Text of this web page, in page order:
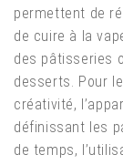
permettent de
de cuire à la
des pâtisseries
desserts. Pour
créativité,
définissant les
de temps,